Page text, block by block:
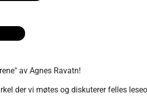
av Agnes Ravatn!
der vi møtes og diskuterer felles